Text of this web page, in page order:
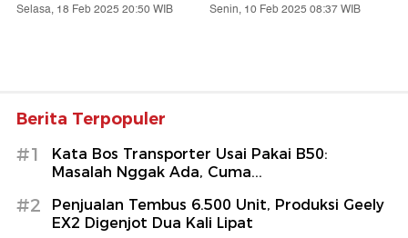
Selasa, 18 Feb 2025 20:50 WIB Senin, 10 Feb 2025 08:37 WIB
Berita Terpopuler
#1
Kata Bos Transporter Usai Pakai B50:
Masalah Nggak Ada, Cuma...
#2
Penjualan Tembus 6.500 Unit, Produksi Geely
EX2 Digenjot Dua Kali Lipat